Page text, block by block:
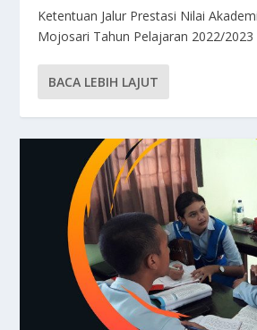
Ketentuan Jalur Prestasi Nilai
Mojosari Tahun Pelajaran 2022/2023
BACA LEBIH LAJUT